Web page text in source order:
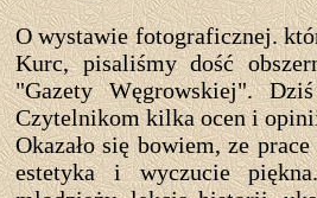
O wystawie fotograficznej.
Kurc, pisaliśmy dość
"Gazety Węgrowskiej".
Czytelnikom kilka ocen i
Okazało się bowiem, ze
estetyka i wyczucie